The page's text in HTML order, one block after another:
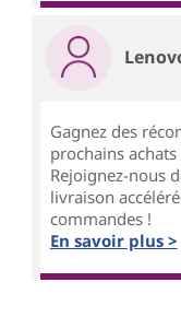
Gagnez des
prochains
Rejoignez-nous
livraison
commandes !
En savoir plus >